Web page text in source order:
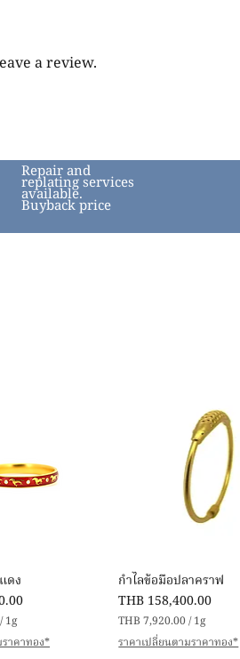
a review.
Repair and
replating services
available.
Buyback price
View
ดง
/1g
าคาทอง*
Quick View
กำไลข้อมือปลาคราฟ
Price
THB 158,400.00
THB 7,920.00/1g
T
H
ราคาเปลี่ยนตามราคาทอง*